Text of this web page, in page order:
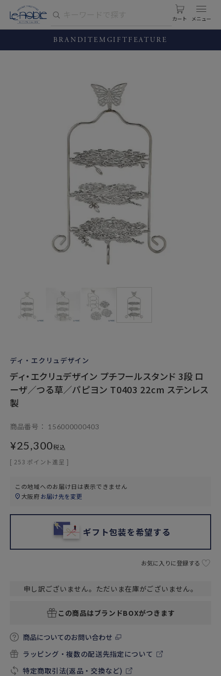
カート
BRANDITEM GIFT FEATURE
ディ・エクリュデザイン
ディ・エクリュデザイン プチフールスタンド 3段 ロ
ーザ／つる草／パピヨン T0403 22cm ステンレス
製
商品番号 156000000403
¥25,300税込
[ 253 ポイント進呈 ]
この地域へのお届け日は表示できません
大阪府お届け先を変更
ギフト包装を希望する
お気に入りに登録する
申し訳ございません。ただいま在庫がございません。
この商品はブランドBOXがつきます
商品についてのお問い合わせ
ラッピング・複数の配送先指定について
特定商取引法(返品・交換など)